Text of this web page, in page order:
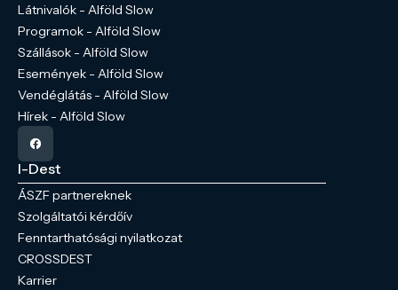
Látnivalók - Alföld Slow
Programok - Alföld Slow
Szállások - Alföld Slow
Események - Alföld Slow
Vendéglátás - Alföld Slow
Hírek - Alföld Slow
I-Dest
ÁSZF partnereknek
Szolgáltatói kérdőív
Fenntarthatósági nyilatkozat
CROSSDEST
Karrier